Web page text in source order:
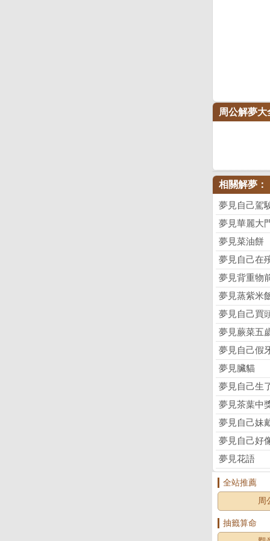
周公解夢大
相關解夢：
夢見自己駕
夢見華麗大
夢見菜油餅
夢見自己在
夢見背重物
夢見蒸紫米
夢見自己買
夢見蕨菜五
夢見自己假
夢見臟貓
夢見自己生
夢見茶葉中
夢見自己妹
夢見自己好
夢見花語
全站推薦
周
抽籤算命